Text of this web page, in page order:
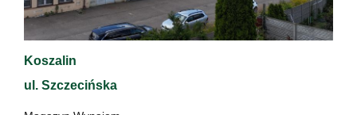
Koszalin
ul. Szczecińska